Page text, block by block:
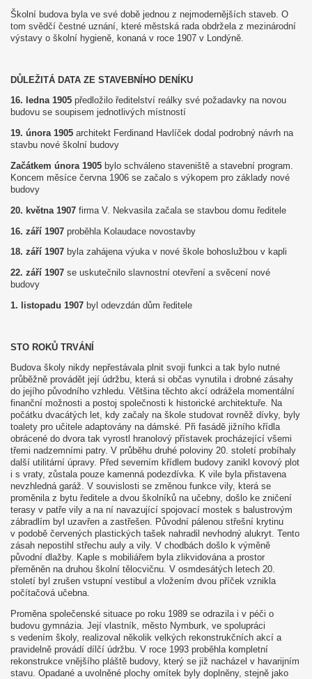
Školní budova byla ve své době jednou z nejmodernějších staveb. O
tom svědčí čestné uznání, které městská rada obdržela z mezinárodní
výstavy o školní hygieně, konaná v roce 1907 v Londýně.
DŮLEŽITÁ DATA ZE STAVEBNÍHO DENÍKU
16. ledna 1905 předložilo ředitelství reálky své požadavky na novou
budovu se soupisem jednotlivých místností
19. února 1905 architekt Ferdinand Havlíček dodal podrobný návrh na
stavbu nové školní budovy
Začátkem února 1905 bylo schváleno staveniště a stavební program.
Koncem měsíce června 1906 se začalo s výkopem pro základy nové
budovy
20. května 1907 firma V. Nekvasila začala se stavbou domu ředitele
16. září 1907 proběhla Kolaudace novostavby
18. září 1907 byla zahájena výuka v nové škole bohoslužbou v kapli
22. září 1907 se uskutečnilo slavnostní otevření a svěcení nové
budovy
1. listopadu 1907 byl odevzdán dům ředitele
STO ROKŮ TRVÁNÍ
Budova školy nikdy nepřestávala plnit svoji funkci a tak bylo nutné
průběžně provádět její údržbu, která si občas vynutila i drobné zásahy
do jejího původního vzhledu. Většina těchto akcí odrážela momentální
finanční možnosti a postoj společnosti k historické architektuře. Na
počátku dvacátých let, kdy začaly na škole studovat rovněž dívky, byly
toalety pro učitele adaptovány na dámské. Při fasádě jižního křídla
obrácené do dvora tak vyrostl hranolový přístavek procházející všemi
třemi nadzemními patry. V průběhu druhé poloviny 20. století probíhaly
další utilitární úpravy. Před severním křídlem budovy zanikl kovový plot
i s vraty, zůstala pouze kamenná podezdívka. K vile byla přistavena
nevzhledná garáž. V souvislosti se změnou funkce vily, která se
proměnila z bytu ředitele a dvou školníků na učebny, došlo ke zničení
terasy v patře vily a na ní navazující spojovací mostek s balustrovým
zábradlím byl uzavřen a zastřešen. Původní pálenou střešní krytinu
v podobě červených plastických tašek nahradil nevhodný alukryt. Tento
zásah nepostihl střechu auly a vily. V chodbách došlo k výměně
původní dlažby. Kaple s mobiliářem byla zlikvidována a prostor
přeměněn na druhou školní tělocvičnu. V osmdesátých letech 20.
století byl zrušen vstupní vestibul a vložením dvou příček vznikla
počítačová učebna.
Proměna společenské situace po roku 1989 se odrazila i v péči o
budovu gymnázia. Její vlastník, město Nymburk, ve spolupráci
s vedením školy, realizoval několik velkých rekonstrukčních akcí a
pravidelně provádí dílčí údržbu. V roce 1993 proběhla kompletní
rekonstrukce vnějšího pláště budovy, který se již nacházel v havarijním
stavu. Opadané a uvolněné plochy omítek byly doplněny, stejně jako